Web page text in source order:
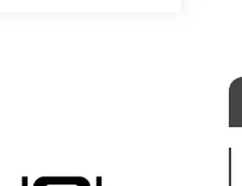
e melhorar a